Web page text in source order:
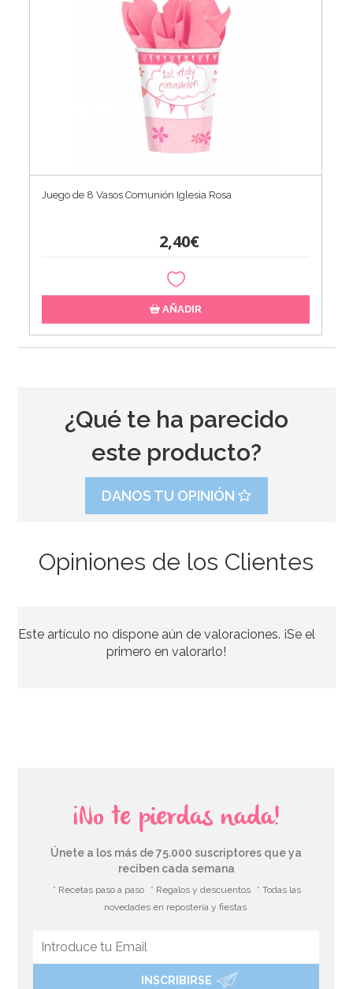
Juego de 8 Vasos Comunión Iglesia Rosa
2,40€
AÑADIR
2,95€
¿Qué te ha parecido
este producto?
DANOS TU OPINIÓN
Opiniones de los Clientes
Este artículo no dispone aún de valoraciones. ¡Se el
primero en valorarlo!
¡No te pierdas nada!
Únete a los más de 75.000 suscriptores que ya
reciben cada semana
* Recetas paso a paso * Regalos y descuentos
* Todas las
novedades en repostería y fiestas
INSCRIBIRSE